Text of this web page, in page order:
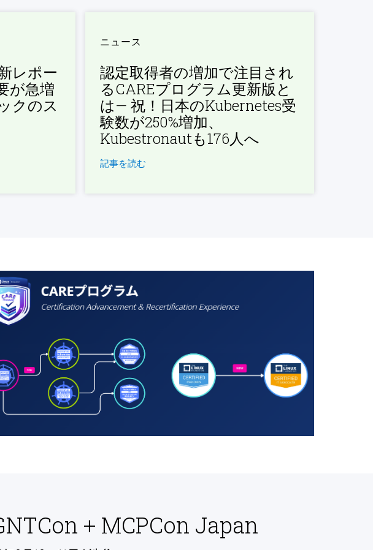
レポー
が急増
クのス
ニュース
認定取得者の増加で注目され
るCAREプログラム更新版と
は— 祝！日本のKubernetes受
験数が250%増加、
Kubestronautも176人へ
記事を読む
+ MCPCon Japan